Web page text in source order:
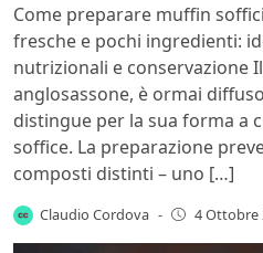
Come preparare muffin
fresche e pochi ingredienti:
nutrizionali e conservazione
anglosassone, è ormai
distingue per la sua forma a
soffice. La preparazione
composti distinti – uno […]
Claudio Cordova - 4 Ottobre